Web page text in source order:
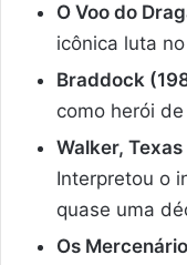
O Voo do
icônica luta
Braddock
como herói
Walker,
Interpretou o
quase uma
Os